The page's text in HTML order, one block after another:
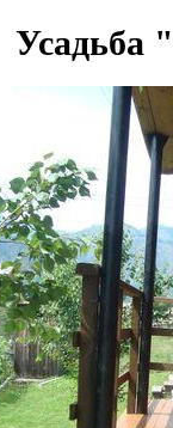
Усадьба